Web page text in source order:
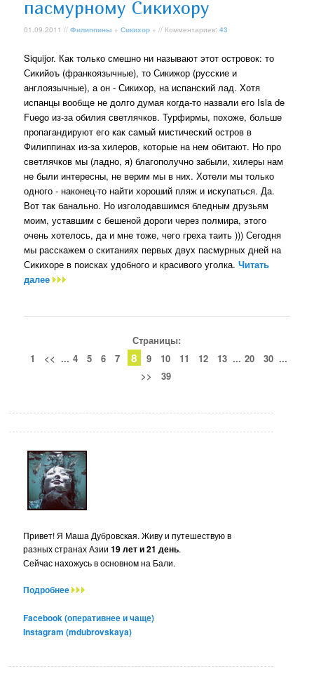
пасмурному Сикихору
01.09.2011 //Филиппины »Сикихор » // Комментариев:43
Siquijor. Как только смешно ни называют этот островок: то
Сикийоъ (франкоязычные), то Сикижор (русские и
англоязычные), а он - Сикихор, на испанский лад. Хотя
испанцы вообще не долго думая когда-то назвали его Isla de
Fuego из-за обилия светлячков. Турфирмы, похоже, больше
пропагандируют его как самый мистический остров в
Филиппинах из-за хилеров, которые на нем обитают. Но про
светлячков мы (ладно, я) благополучно забыли, хилеры нам
не были интересны, не верим мы в них. Хотели мы только
одного - наконец-то найти хороший пляж и искупаться. Да.
Вот так банально. Но изголодавшимся бледным друзьям
моим, уставшим с бешеной дороги через полмира, этого
очень хотелось, да и мне тоже, чего греха таить ))) Сегодня
мы расскажем о скитаниях первых двух пасмурных дней на
Сикихоре в поисках удобного и красивого уголка.Читать
далее
Страницы:
1
<< ... 4 5 6 7 8 9 10 11 12 13 ... 20 30 ...
>>
39
Привет! Я Маша Дубровская. Живу и путешествую в
разных странах Азии19 лет и 21 день.
Сейчас нахожусь в основном на Бали.
Подробнее
Facebook (оперативнее и чаще)
Instagram (mdubrovskaya)